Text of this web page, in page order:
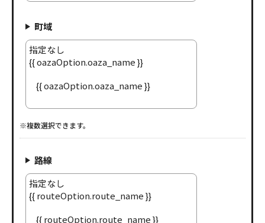
町域
※複数選択できます。
路線